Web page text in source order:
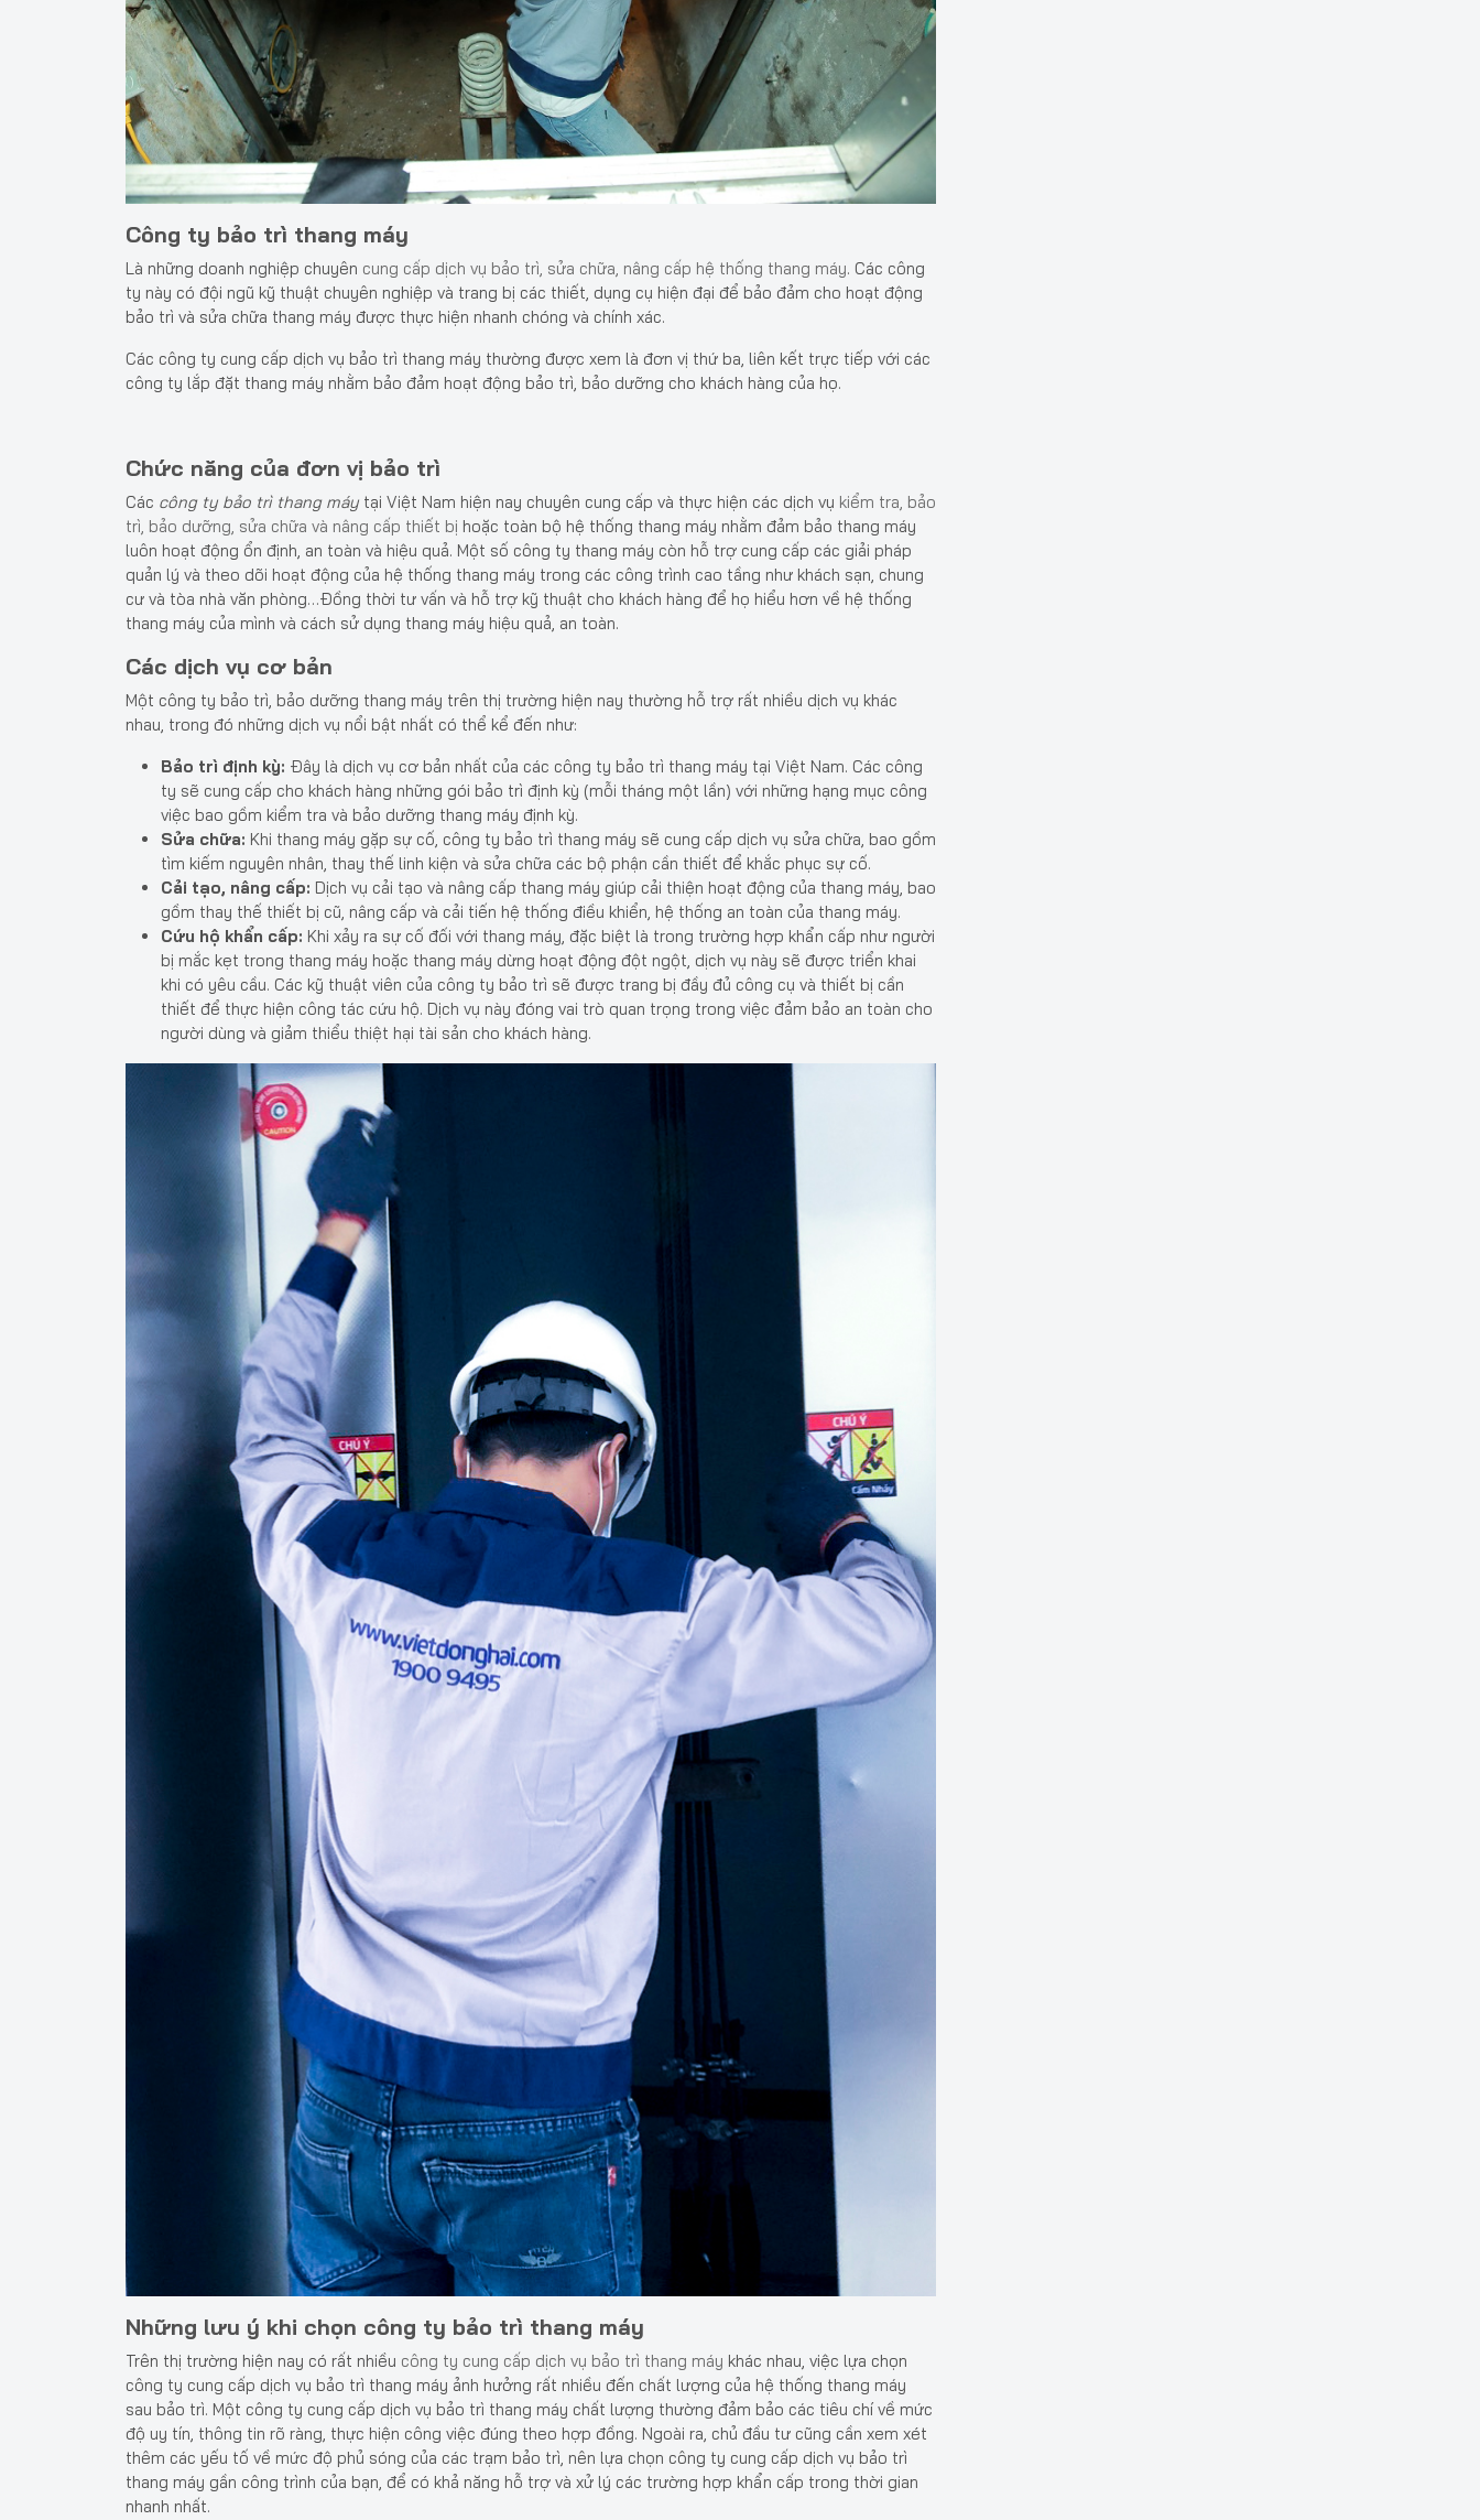
Công ty bảo trì thang máy
Là những doanh nghiệp chuyên cung cấp dịch vụ bảo trì, sửa chữa, nâng cấp hệ thống thang máy. Các công
ty này có đội ngũ kỹ thuật chuyên nghiệp và trang bị các thiết, dụng cụ hiện đại để bảo đảm cho hoạt động
bảo trì và sửa chữa thang máy được thực hiện nhanh chóng và chính xác.
Các công ty cung cấp dịch vụ bảo trì thang máy thường được xem là đơn vị thứ ba, liên kết trực tiếp với các
công ty lắp đặt thang máy nhằm bảo đảm hoạt động bảo trì, bảo dưỡng cho khách hàng của họ.
Chức năng của đơn vị bảo trì
Các công ty bảo trì thang máy tại Việt Nam hiện nay chuyên cung cấp và thực hiện các dịch vụ kiểm tra, bảo
trì, bảo dưỡng, sửa chữa và nâng cấp thiết bị hoặc toàn bộ hệ thống thang máy nhằm đảm bảo thang máy
luôn hoạt động ổn định, an toàn và hiệu quả. Một số công ty thang máy còn hỗ trợ cung cấp các giải pháp
quản lý và theo dõi hoạt động của hệ thống thang máy trong các công trình cao tầng như khách sạn, chung
cư và tòa nhà văn phòng…Đồng thời tư vấn và hỗ trợ kỹ thuật cho khách hàng để họ hiểu hơn về hệ thống
thang máy của mình và cách sử dụng thang máy hiệu quả, an toàn.
Các dịch vụ cơ bản
Một công ty bảo trì, bảo dưỡng thang máy trên thị trường hiện nay thường hỗ trợ rất nhiều dịch vụ khác
nhau, trong đó những dịch vụ nổi bật nhất có thể kể đến như:
Bảo trì định kỳ: Đây là dịch vụ cơ bản nhất của các công ty bảo trì thang máy tại Việt Nam. Các công
ty sẽ cung cấp cho khách hàng những gói bảo trì định kỳ (mỗi tháng một lần) với những hạng mục công
việc bao gồm kiểm tra và bảo dưỡng thang máy định kỳ.
Sửa chữa: Khi thang máy gặp sự cố, công ty bảo trì thang máy sẽ cung cấp dịch vụ sửa chữa, bao gồm
tìm kiếm nguyên nhân, thay thế linh kiện và sửa chữa các bộ phận cần thiết để khắc phục sự cố.
Cải tạo, nâng cấp: Dịch vụ cải tạo và nâng cấp thang máy giúp cải thiện hoạt động của thang máy, bao
gồm thay thế thiết bị cũ, nâng cấp và cải tiến hệ thống điều khiển, hệ thống an toàn của thang máy.
Cứu hộ khẩn cấp: Khi xảy ra sự cố đối với thang máy, đặc biệt là trong trường hợp khẩn cấp như người
bị mắc kẹt trong thang máy hoặc thang máy dừng hoạt động đột ngột, dịch vụ này sẽ được triển khai
khi có yêu cầu. Các kỹ thuật viên của công ty bảo trì sẽ được trang bị đầy đủ công cụ và thiết bị cần
thiết để thực hiện công tác cứu hộ. Dịch vụ này đóng vai trò quan trọng trong việc đảm bảo an toàn cho
người dùng và giảm thiểu thiệt hại tài sản cho khách hàng.
Những lưu ý khi chọn công ty bảo trì thang máy
Trên thị trường hiện nay có rất nhiều công ty cung cấp dịch vụ bảo trì thang máy khác nhau, việc lựa chọn
công ty cung cấp dịch vụ bảo trì thang máy ảnh hưởng rất nhiều đến chất lượng của hệ thống thang máy
sau bảo trì. Một công ty cung cấp dịch vụ bảo trì thang máy chất lượng thường đảm bảo các tiêu chí về mức
độ uy tín, thông tin rõ ràng, thực hiện công việc đúng theo hợp đồng. Ngoài ra, chủ đầu tư cũng cần xem xét
thêm các yếu tố về mức độ phủ sóng của các trạm bảo trì, nên lựa chọn công ty cung cấp dịch vụ bảo trì
thang máy gần công trình của bạn, để có khả năng hỗ trợ và xử lý các trường hợp khẩn cấp trong thời gian
nhanh nhất.